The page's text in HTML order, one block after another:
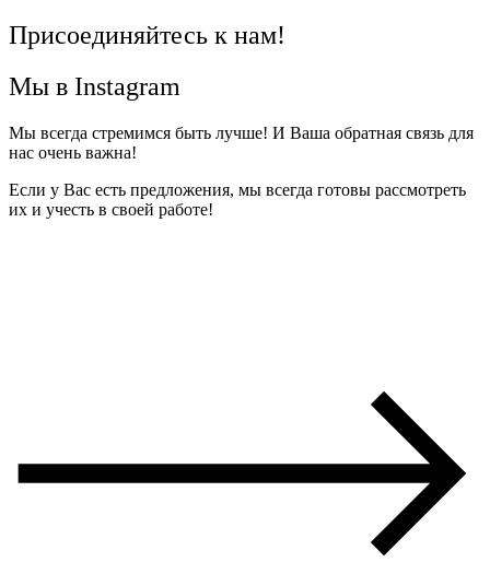
Присоединяйтесь к нам!
Мы в Instagram
Мы всегда стремимся быть лучше! И Ваша обратная связь для
нас очень важна!
Если у Вас есть предложения, мы всегда готовы рассмотреть
их и учесть в своей работе!